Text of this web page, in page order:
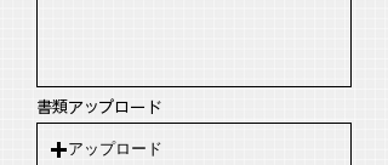
書類アップロード
アップロード